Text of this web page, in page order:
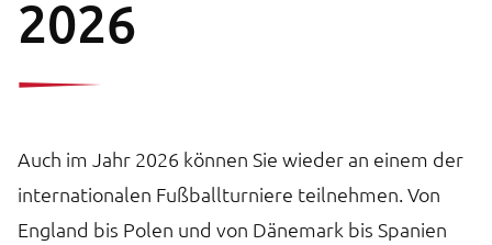
2026
Auch im Jahr 2026 können Sie wieder an einem der
internationalen Fußballturniere teilnehmen. Von
England bis Polen und von Dänemark bis Spanien